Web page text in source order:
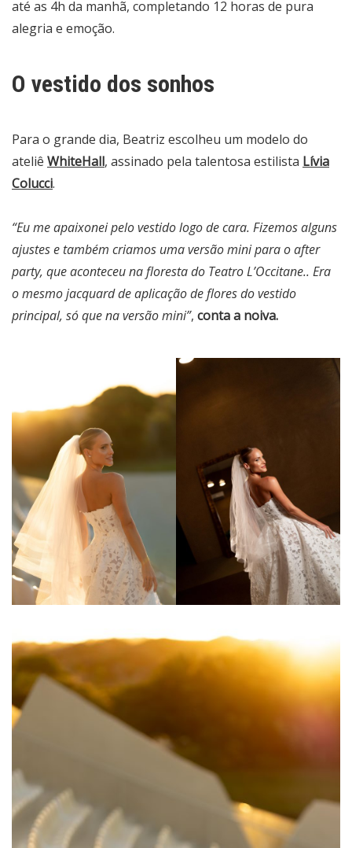
até as 4h da manhã, completando 12 horas de pura
alegria e emoção.
O vestido dos sonhos
Para o grande dia, Beatriz escolheu um modelo do
ateliê WhiteHall, assinado pela talentosa estilista Lívia
Colucci.
“Eu me apaixonei pelo vestido logo de cara. Fizemos alguns
ajustes e também criamos uma versão mini para o after
party, que aconteceu na floresta do Teatro L’Occitane.. Era
o mesmo jacquard de aplicação de flores do vestido
principal, só que na versão mini”, conta a noiva.